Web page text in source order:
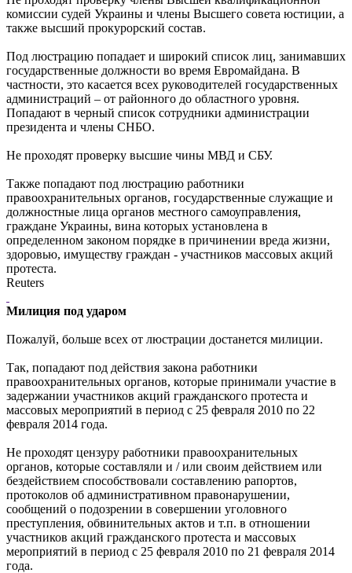
комиссии судей Украины и члены Высшего совета юстиции, а
также высший прокурорский состав.
Под люстрацию попадает и широкий список лиц, занимавших
государственные должности во время Евромайдана. В
частности, это касается всех руководителей государственных
администраций – от районного до областного уровня.
Попадают в черный список сотрудники администрации
президента и члены СНБО.
Не проходят проверку высшие чины МВД и СБУ.
Также попадают под люстрацию работники
правоохранительных органов, государственные служащие и
должностные лица органов местного самоуправления,
граждане Украины, вина которых установлена в
определенном законом порядке в причинении вреда жизни,
здоровью, имуществу граждан - участников массовых акций
протеста.
Reuters
Милиция под ударом
Пожалуй, больше всех от люстрации достанется милиции.
Так, попадают под действия закона работники
правоохранительных органов, которые принимали участие в
задержании участников акций гражданского протеста и
массовых мероприятий в период с 25 февраля 2010 по 22
февраля 2014 года.
Не проходят цензуру работники правоохранительных
органов, которые составляли и / или своим действием или
бездействием способствовали составлению рапортов,
протоколов об административном правонарушении,
сообщений о подозрении в совершении уголовного
преступления, обвинительных актов и т.п. в отношении
участников акций гражданского протеста и массовых
мероприятий в период с 25 февраля 2010 по 21 февраля 2014
года.